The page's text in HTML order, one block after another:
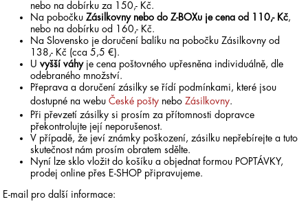
nebo na dobírku za 150,- Kč.
Na pobočkuZásilkovny nebo do Z-BOXu je cena od 110,- Kč,
nebo na dobírku od 160,- Kč.
Na Slovensko je doručení balíku na pobočku Zásilkovny od
138,- Kč (cca 5,5 €).
Uvyšší váhyje cena poštovného upřesněna individuálně, dle
odebraného množství.
Přeprava a doručení zásilky se řídí podmínkami, které jsou
dostupné na webuČeské pošty nebo Zásilkovny.
Při převzetí zásilky si prosím za přítomnosti dopravce
překontrolujte její neporušenost.
V případě, že jeví známky poškození, zásilku nepřebírejte a tuto
skutečnost nám prosím obratem sdělte.
Nyní lze sklo vložit do košíku a objednat formou POPTÁVKY,
prodej online přes E-SHOP připravujeme.
E-mail pro další informace: